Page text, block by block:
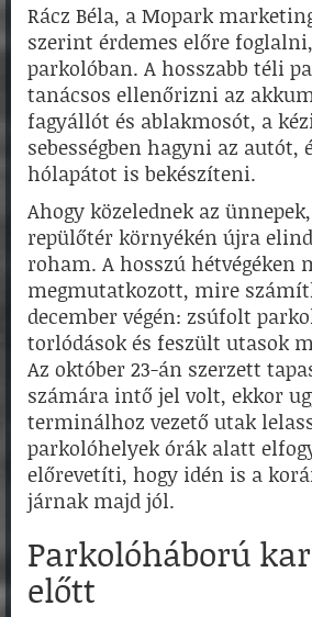
Rácz Béla, a Mopark
szerint érdemes előre
parkolóban. A hosszabb téli
tanácsos ellenőrizni az
fagyállót és ablakmosót, a
sebességben hagyni az autót,
hólapátot is bekészíteni.
Ahogy közelednek az
repülőtér környékén újra
roham. A hosszú hétvégéken
megmutatkozott, mire
december végén: zsúfolt
torlódások és feszült utasok
Az október 23-án szerzett
számára intő jel volt, ekkor
terminálhoz vezető utak
parkolóhelyek órák alatt
előrevetíti, hogy idén is a
járnak majd jól.
Parkolóháború
előtt